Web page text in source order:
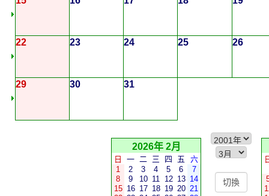
22 23 24 25 26
29 30 31
2026年 2月
日 一 二 三 四 五
六
1
2 3 4 5 6
7
8
9 10 11 12 13 14
15 16 17 18 19 20 21